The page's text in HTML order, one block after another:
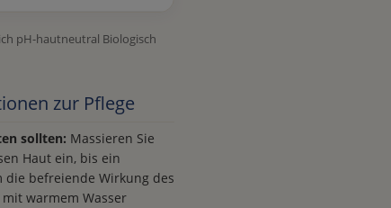
pH-hautneutral Biologisch
zur Pflege
sollten: Massieren Sie
Haut ein, bis ein
befreiende Wirkung des
warmem Wasser